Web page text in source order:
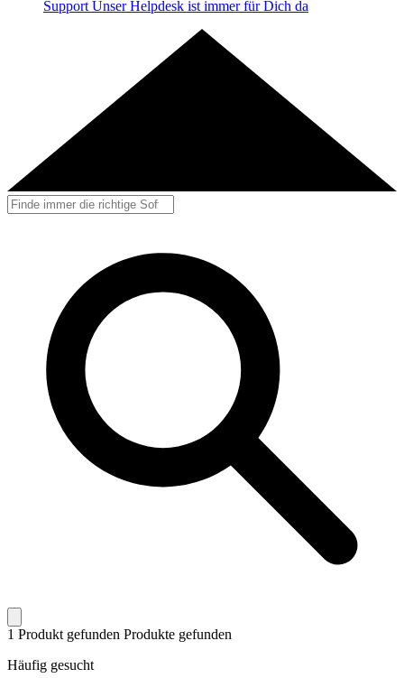
Support Unser Helpdesk ist immer für Dich da
1 Produkt gefunden Produkte gefunden
Häufig gesucht